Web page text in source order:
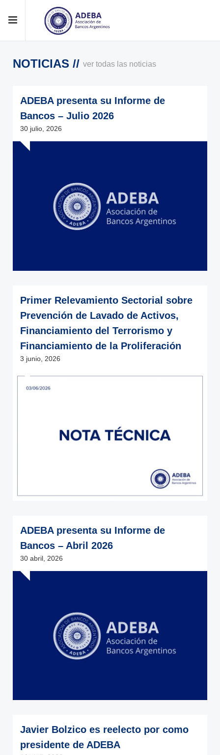
NOTICIAS //ver todas las noticias
ADEBA presenta su Informe de
Bancos – Julio 2026
30 julio, 2026
Primer Relevamiento Sectorial sobre
Prevención de Lavado de Activos,
Financiamiento del Terrorismo y
Financiamiento de la Proliferación
3 junio, 2026
ADEBA presenta su Informe de
Bancos – Abril 2026
30 abril, 2026
Javier Bolzico es reelecto por como
presidente de ADEBA